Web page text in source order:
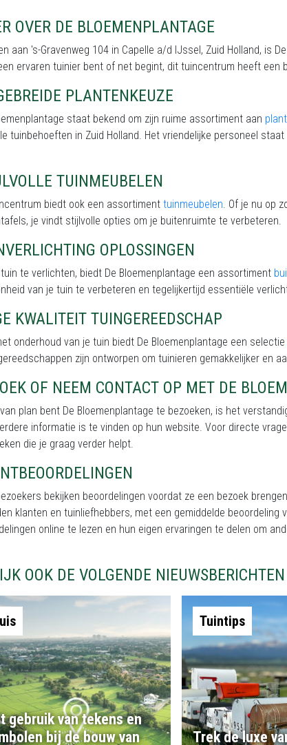
OVER DE BLOEMENPLANTAGE
aan 's-Gravenweg 104 in Capelle a/d IJssel, Zuid Holland, is
ervaren tuinier bent of net begint, dit tuincentrum heeft een
PLANTENKEUZE
staat bekend om zijn ruime assortiment aan
tuinbehoeften in Zuid Holland. Het vriendelijke personeel
TUINMEUBELEN
biedt ook een assortiment tuinmeubelen . Of je nu op
je vindt stijlvolle opties om je buitenruimte te verbeteren.
OPLOSSINGEN
tuin te verlichten, biedt De Bloemenplantage een assortiment
van je tuin te verbeteren en tegelijkertijd essentiële
KWALITEIT TUINGEREEDSCHAP
onderhoud van je tuin biedt De Bloemenplantage een selectie
zijn ontworpen om tuinieren gemakkelijker en
OF NEEM CONTACT OP MET DE
plan bent De Bloemenplantage te bezoeken, is het
informatie is te vinden op hun website. Voor directe
die je graag verder helpt.
bekijken beoordelingen voordat ze een bezoek
klanten en tuinliefhebbers, met een gemiddelde
online te lezen en hun eigen ervaringen te delen om
OOK DE VOLGENDE NIEUWSBERICHTEN
gebruik van tekens en
bij de bouw van
Tuintips
Trek de luxe